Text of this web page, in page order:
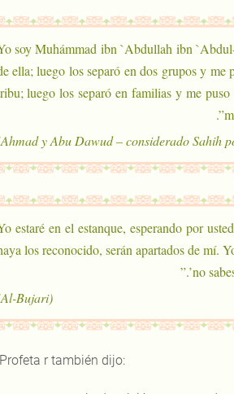
soy Muhámmad ibn `Abdullah ibn
ella; luego los separó en dos grupos y
luego los separó en familias y me
estaré en el estanque, esperando por
los reconocido, serán apartados de mí.
no
(Al-Bujari)
r también dijo: